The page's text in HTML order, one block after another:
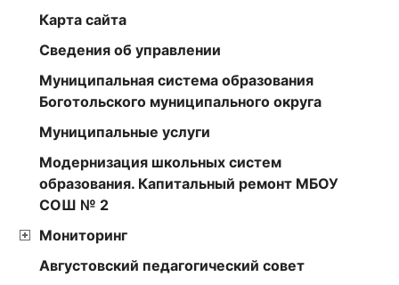
Карта сайта
Сведения об управлении
Муниципальная система образования
Боготольского муниципального округа
Муниципальные услуги
Модернизация школьных систем
образования. Капитальный ремонт МБОУ
СОШ № 2
Мониторинг
Августовский педагогический совет